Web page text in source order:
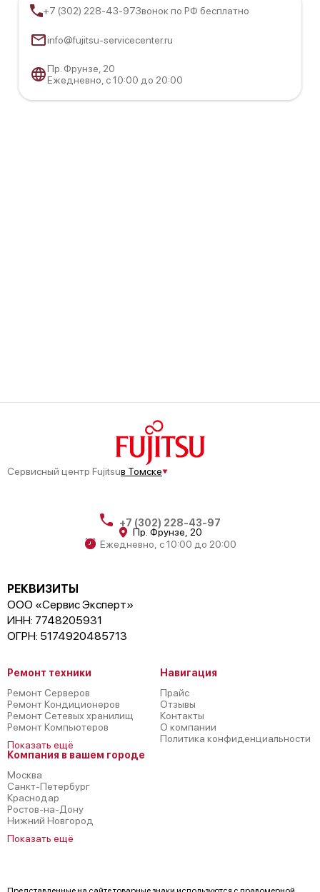
+7 (302) 228-43-97Звонок по РФ бесплатно
info@fujitsu-servicecenter.ru
Пр. Фрунзе, 20
Ежедневно, с 10:00 до 20:00
Сервисный центр Fujitsuв Томске
+7 (302) 228-43-97
Пр. Фрунзе, 20
Ежедневно, с 10:00 до 20:00
РЕКВИЗИТЫ
ООО «Сервис Эксперт»
ИНН: 7748205931
ОГРН: 5174920485713
Ремонт техники
Ремонт Серверов
Ремонт Кондиционеров
Ремонт Сетевых хранилищ
Ремонт Компьютеров
Показать ещё
Компания в вашем городе
Москва
Санкт-Петербург
Краснодар
Ростов-на-Дону
Нижний Новгород
Показать ещё
Навигация
Прайс
Отзывы
Контакты
О компании
Политика конфиденциальности